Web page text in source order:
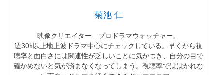
菊池 仁
映像クリエイター、プロドラマウォッチャー。
週30h以上地上波ドラマ中心にチェックしている。早くから視
聴率と面白さには関連性が乏しいことに気がつき、自分の目で
確かめないと気が済まなくなってしまう。視聴率でははかれな